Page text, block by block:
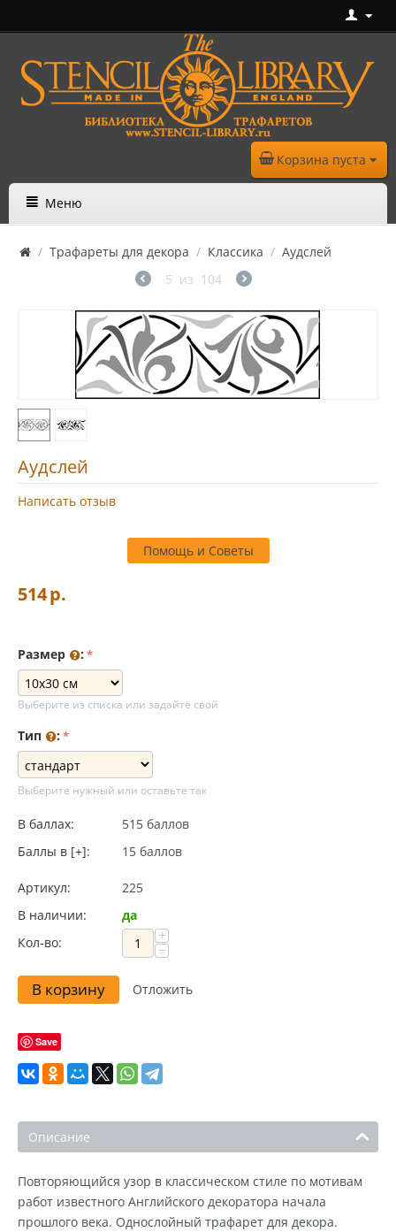
Корзина пуста
Меню
/ Трафареты для декора / Классика / Аудслей
5 из 104
Аудслей
Написать отзыв
Помощь и Советы
514р.
Размер :
Выберите из списка или задайте свой
Тип :
Выберите нужный или оставьте так
В баллах:
515 баллов
Баллы в [+]:
15 баллов
Артикул:
225
В наличии:
да
Кол-во:
+
−
В корзину Отложить
Save
Описание
Повторяющийся узор в классическом стиле по мотивам
работ известного Английского декоратора начала
прошлого века. Однослойный трафарет для декора.